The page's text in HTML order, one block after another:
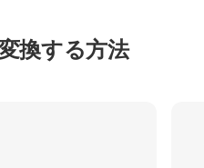
換する方法